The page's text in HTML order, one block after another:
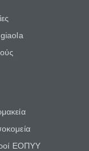
ΕΟΠΥΥ